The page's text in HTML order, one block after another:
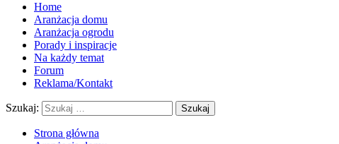
Home
Aranżacja domu
Aranżacja ogrodu
Porady i inspiracje
Na każdy temat
Forum
Reklama/Kontakt
Szukaj:
Strona główna